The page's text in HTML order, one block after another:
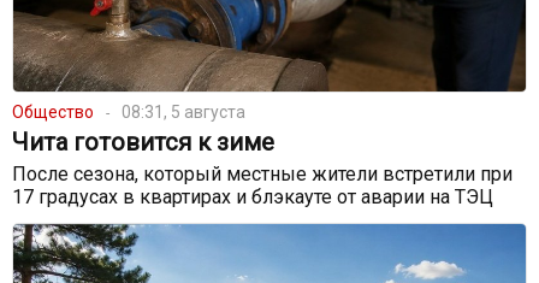
Общество 08:31, 5 августа
Чита готовится к зиме
После сезона, который местные жители встретили при
17 градусах в квартирах и блэкауте от аварии на ТЭЦ